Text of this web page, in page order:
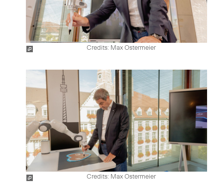
Credits: Max Ostermeier
Credits: Max Ostermeier